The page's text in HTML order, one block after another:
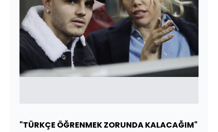
"TÜRKÇE ÖĞRENMEK ZORUNDA KALACAĞIM"